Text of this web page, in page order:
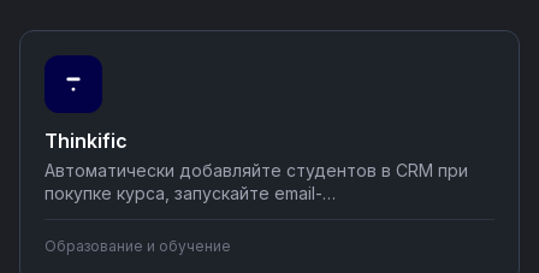
Thinkific
Автоматически добавляйте студентов в CRM при
покупке курса, запускайте email-
синхронизируйте данные с аналитикой и
мессенджерами. Настраивайте интеграции Thinkific
Образование и обучение